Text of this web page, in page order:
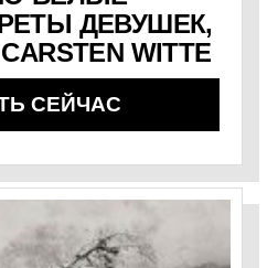
ДЕВУШЕК,
WITTE
СЕЙЧАС